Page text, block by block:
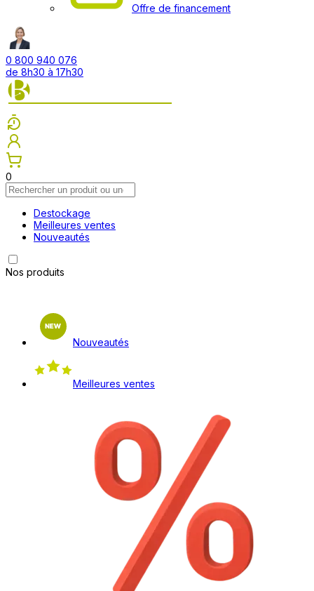
Offre de financement
0 800 940 076
de 8h30 à 17h30
0
Destockage
Meilleures ventes
Nouveautés
Nos produits
Nouveautés
Meilleures ventes